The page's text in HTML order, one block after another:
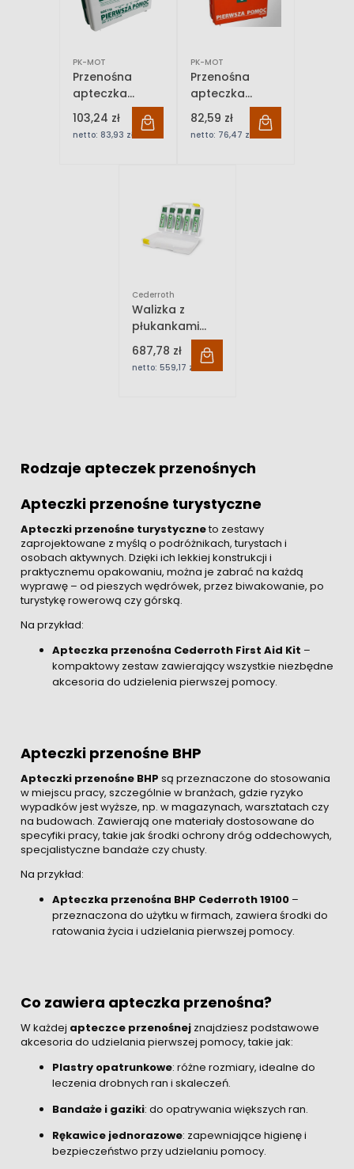
PK-MOT
Przenośna
apteczka
zakładowa TYP
K13.2
103,24 zł
netto: 83,93 zł
PK-MOT
Przenośna
apteczka
zakładowa TYP
P-10
82,59 zł
netto: 76,47 zł
Cederroth
Walizka z
płukankami
Cederroth Eye
Wash 5x500 ml
687,78 zł
netto: 559,17 zł
Rodzaje apteczek przenośnych
Apteczki przenośne turystyczne
Apteczki przenośne turystyczneto zestawy
zaprojektowane z myślą o podróżnikach, turystach i
osobach aktywnych. Dzięki ich lekkiej konstrukcji i
praktycznemu opakowaniu, można je zabrać na każdą
wyprawę – od pieszych wędrówek, przez biwakowanie, po
turystykę rowerową czy górską.
Na przykład:
Apteczka przenośna Cederroth First Aid Kit –
kompaktowy zestaw zawierający wszystkie niezbędne
akcesoria do udzielenia pierwszej pomocy.
Apteczki przenośne BHP
Apteczki przenośne BHP są przeznaczone do stosowania
w miejscu pracy, szczególnie w branżach, gdzie ryzyko
wypadków jest wyższe, np. w magazynach, warsztatach czy
na budowach. Zawierają one materiały dostosowane do
specyfiki pracy, takie jak środki ochrony dróg oddechowych,
specjalistyczne bandaże czy chusty.
Na przykład:
Apteczka przenośna BHP Cederroth 19100 –
przeznaczona do użytku w firmach, zawiera środki do
ratowania życia i udzielania pierwszej pomocy.
Co zawiera apteczka przenośna?
W każdej apteczce przenośnej znajdziesz podstawowe
akcesoria do udzielania pierwszej pomocy, takie jak:
Plastry opatrunkowe: różne rozmiary, idealne do
leczenia drobnych ran i skaleczeń.
Bandaże i gaziki: do opatrywania większych ran.
Rękawice jednorazowe: zapewniające higienę i
bezpieczeństwo przy udzielaniu pomocy.